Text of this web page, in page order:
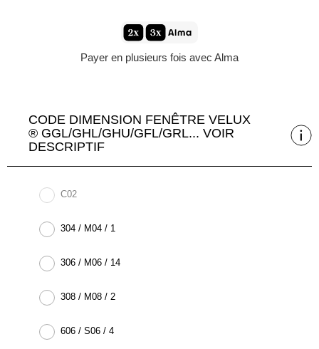
Payer en plusieurs fois avec Alma
CODE DIMENSION FENÊTRE VELUX
® GGL/GHL/GHU/GFL/GRL... VOIR
DESCRIPTIF
C02
304 / M04 / 1
306 / M06 / 14
308 / M08 / 2
606 / S06 / 4